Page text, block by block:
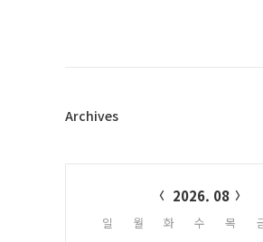
플
Archives
2026. 08
일 월 화 수 목